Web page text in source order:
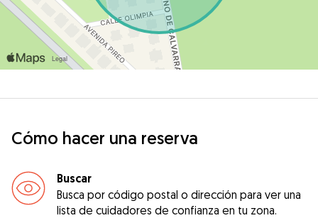
Cómo hacer una reserva
Buscar
Busca por código postal o dirección para ver una
lista de cuidadores de confianza en tu zona.